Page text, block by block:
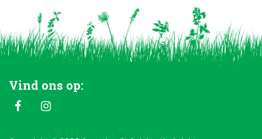
Vind ons op: